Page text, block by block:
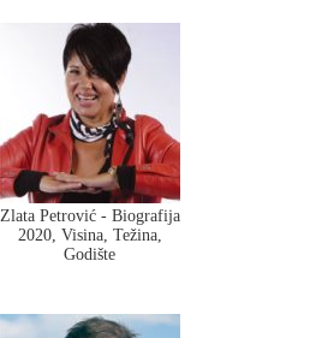
Zlata Petrović - Biografija
2020, Visina, Težina,
Godište